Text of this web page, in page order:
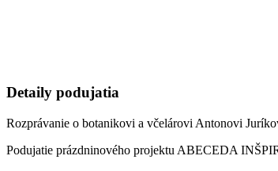
Detaily podujatia
Rozprávanie o botanikovi a včelárovi Antonovi
Podujatie prázdninového projektu ABECEDA